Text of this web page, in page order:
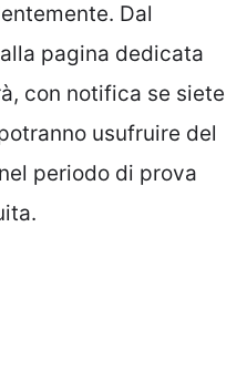
Dal
pagina dedicata
con notifica se siete
usufruire del
periodo di prova